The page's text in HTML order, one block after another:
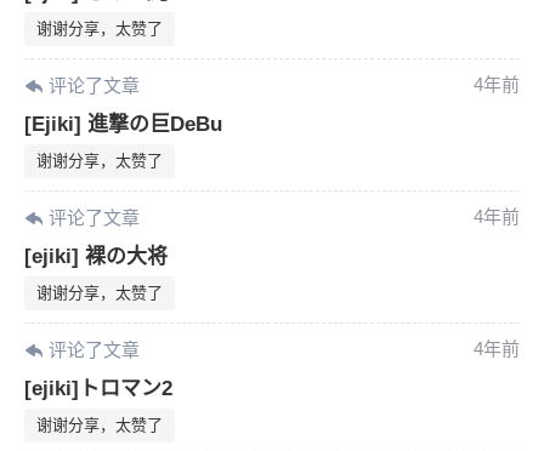
谢谢分享，太赞了
评论了文章 4年前
[Ejiki] 進撃の巨DeBu
谢谢分享，太赞了
评论了文章 4年前
[ejiki] 裸の大将
谢谢分享，太赞了
评论了文章 4年前
[ejiki]トロマン2
谢谢分享，太赞了
限。
忘记密码？找回